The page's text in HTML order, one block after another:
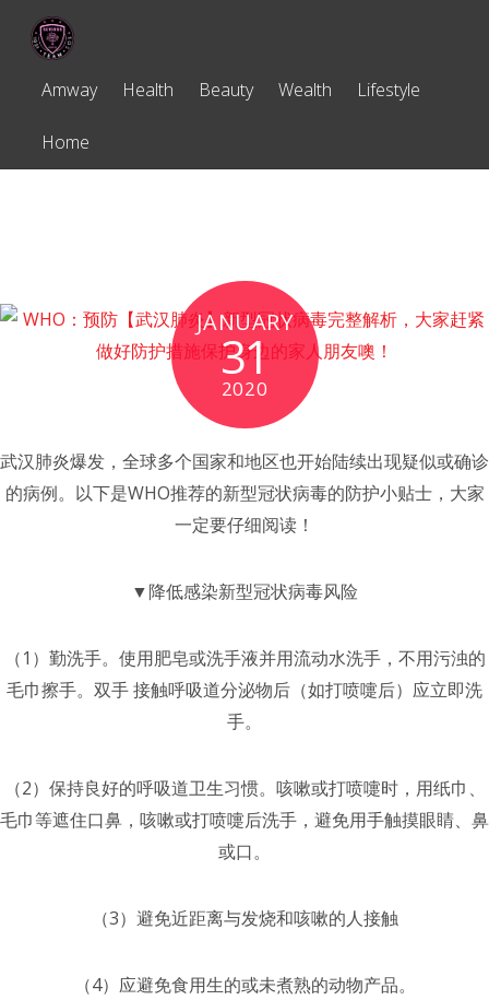
Amway Health Beauty Wealth Lifestyle
Home
JANUARY
31
2020
武汉肺炎爆发，全球多个国家和地区也开始陆续出现疑似或确诊
的病例。以下是WHO推荐的新型冠状病毒的防护小贴士，大家
一定要仔细阅读！
▼降低感染新型冠状病毒风险
（1）勤洗手。使用肥皂或洗手液并用流动水洗手，不用污浊的
毛巾擦手。双手 接触呼吸道分泌物后（如打喷嚏后）应立即洗
手。
（2）保持良好的呼吸道卫生习惯。咳嗽或打喷嚏时，用纸巾、
毛巾等遮住口鼻，咳嗽或打喷嚏后洗手，避免用手触摸眼睛、鼻
或口。
（3）避免近距离与发烧和咳嗽的人接触
（4）应避免食用生的或未煮熟的动物产品。